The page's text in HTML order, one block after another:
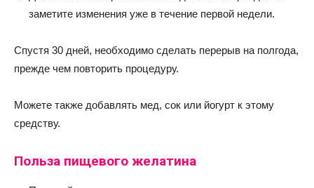
заметите изменения уже в течение первой недели.
Спустя 30 дней, необходимо сделать перерыв на полгода,
прежде чем повторить процедуру.
Можете также добавлять мед, сок или йогурт к этому
средству.
Польза пищевого желатина